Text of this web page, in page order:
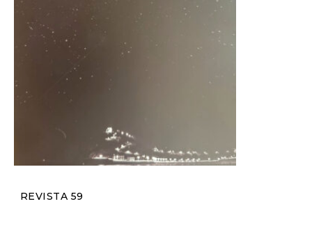
REVISTA 59